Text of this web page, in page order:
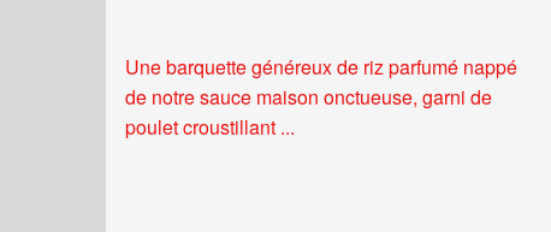
Une barquette généreux de riz parfumé nappé
de notre sauce maison onctueuse, garni de
poulet croustillant ...